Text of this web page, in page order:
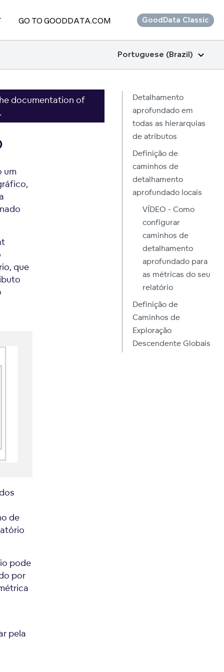
GO TO GOODDATA.COM GoodData Classic
Portuguese (Brazil)
Detalhamento
aprofundado em
todas as hierarquias
de atributos
Definição de
caminhos de
detalhamento
aprofundado locais
VÍDEO - Como
configurar
caminhos de
detalhamento
aprofundado para
as métricas do seu
relatório
Definição de
Caminhos de
Exploração
Descendente Globais
documentation of
um
que
de
pode
por
pela